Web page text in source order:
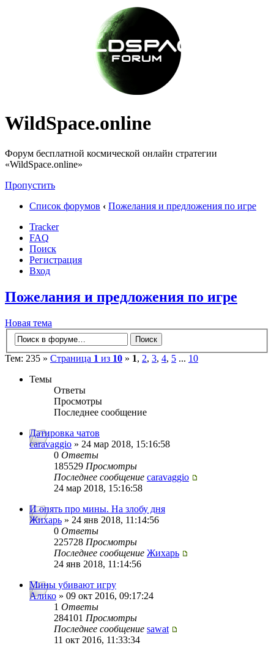
WildSpace.online
Форум бесплатной космической онлайн стратегии
«WildSpace.online»
Пропустить
Список форумов ‹ Пожелания и предложения по игре
Tracker
FAQ
Поиск
Регистрация
Вход
Пожелания и предложения по игре
Новая тема
Тем: 235 » Страница 1 из 10 » 1, 2, 3, 4, 5 ... 10
Темы
Ответы
Просмотры
Последнее сообщение
Датировка чатов
caravaggio » 24 мар 2018, 15:16:58
0 Ответы
185529 Просмотры
Последнее сообщение caravaggio
24 мар 2018, 15:16:58
И опять про мины. На злобу дня
Жихарь » 24 янв 2018, 11:14:56
0 Ответы
225728 Просмотры
Последнее сообщение Жихарь
24 янв 2018, 11:14:56
Мины убивают игру
Алико » 09 окт 2016, 09:17:24
1 Ответы
284101 Просмотры
Последнее сообщение sawat
11 окт 2016, 11:33:34